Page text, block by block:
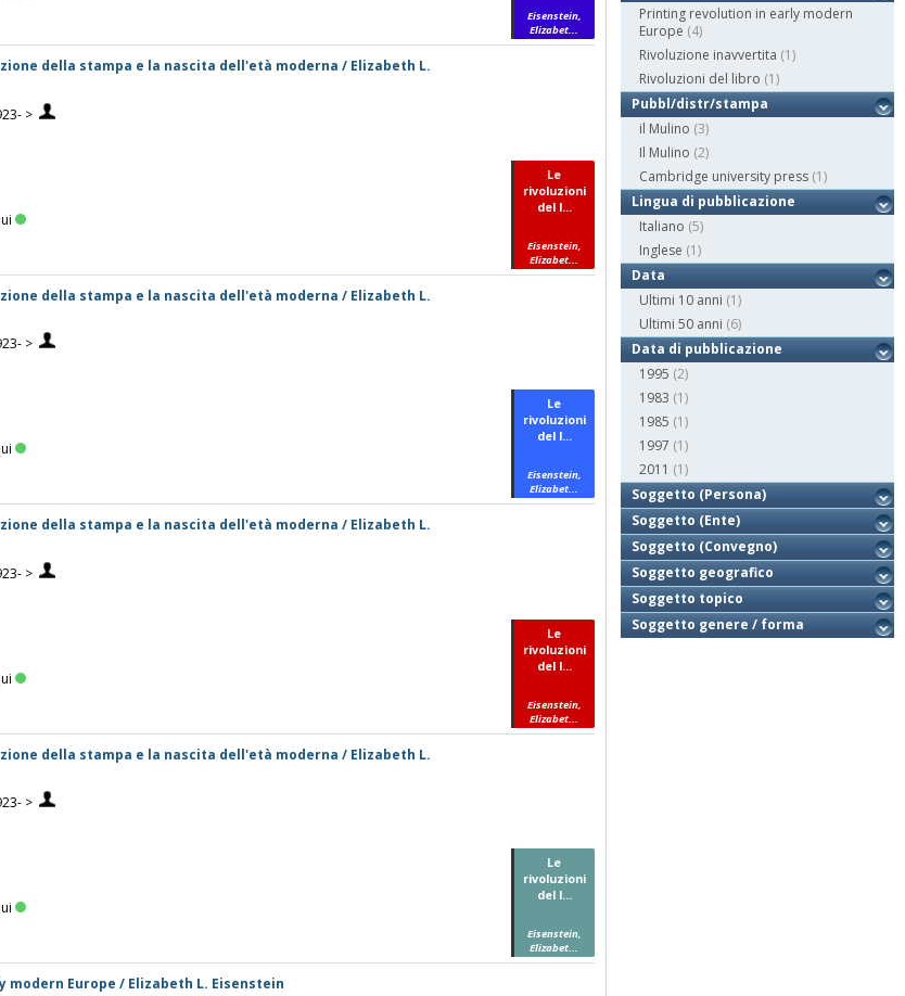
Eisenstein,
Elizabet...
della stampa e la nascita dell'età moderna / Elizabeth L.
>
Le
rivoluzioni
del l...
Eisenstein,
Elizabet...
della stampa e la nascita dell'età moderna / Elizabeth L.
>
Le
rivoluzioni
del l...
Eisenstein,
Elizabet...
della stampa e la nascita dell'età moderna / Elizabeth L.
>
Le
rivoluzioni
del l...
Eisenstein,
Elizabet...
della stampa e la nascita dell'età moderna / Elizabeth L.
>
Le
rivoluzioni
del l...
Eisenstein,
Elizabet...
Europe / Elizabeth L. Eisenstein
Printing revolution in early modern
Europe (4)
Rivoluzione inavvertita (1)
Rivoluzioni del libro (1)
Pubbl/distr/stampa
il Mulino (3)
Il Mulino (2)
Cambridge university press (1)
Lingua di pubblicazione
Italiano (5)
Inglese (1)
Data
Ultimi 10 anni (1)
Ultimi 50 anni (6)
Data di pubblicazione
1995 (2)
1983 (1)
1985 (1)
1997 (1)
2011 (1)
Soggetto (Persona)
Soggetto (Ente)
Soggetto (Convegno)
Soggetto geografico
Soggetto topico
Soggetto genere / forma